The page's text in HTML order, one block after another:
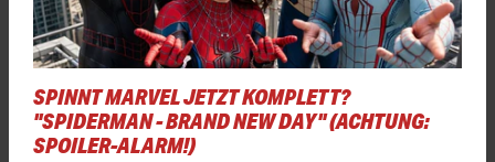
SPINNT MARVEL JETZT KOMPLETT?
"SPIDERMAN - BRAND NEW DAY" (ACHTUNG:
SPOILER-ALARM!)